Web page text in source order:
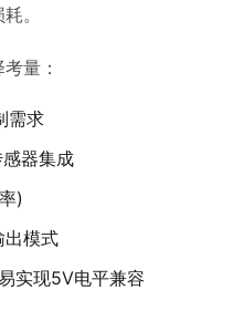
。
量：
需求
器集成
)
出模式
实现5V电平兼容